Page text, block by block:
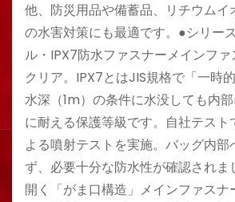
他、防災用品や備蓄品、リチウムイ
の水害対策にも最適です。●シリー
ル・IPX7防水ファスナーメインファ
クリア。IPX7とはJIS規格で「一時
水深（1m）の条件に水没しても内部
に耐える保護等級です。自社テスト
よる噴射テストを実施。バッグ内
ず、必要十分な防水性が確認されま
開く「がま口構造」メインファスナ